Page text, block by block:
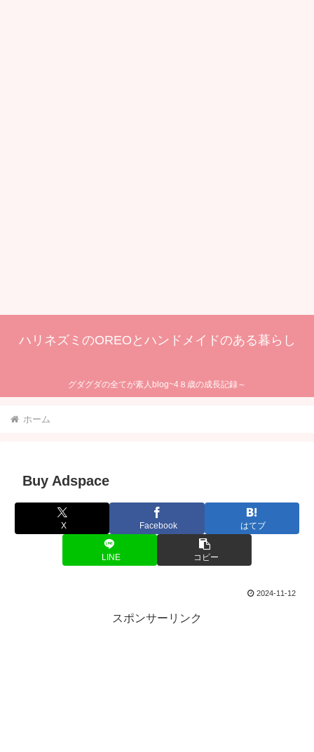
ハリネズミのOREOとハンドメイドのある暮らし
グダグダの全てが素人blog~4８歳の成長記録～
ホーム
Buy Adspace
X Facebook はてブ
LINE コピー
2024-11-12
スポンサーリンク